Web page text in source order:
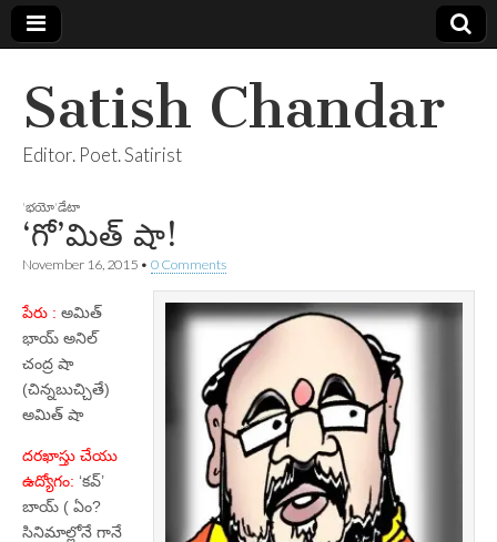
Satish Chandar
Editor. Poet. Satirist
'భయో'డేటా
‘గో’మిత్‌ షా!
November 16, 2015 • 0 Comments
పేరు : అమిత్‌
భాయ్‌ అనిల్‌
చంద్ర షా
(చిన్నబుచ్చితే)
అమిత్‌ షా
దరఖాస్తు చేయు
ఉద్యోగం: ‘కవ్‌’
బాయ్‌ ( ఏం?
సినిమాల్లోనే గానే